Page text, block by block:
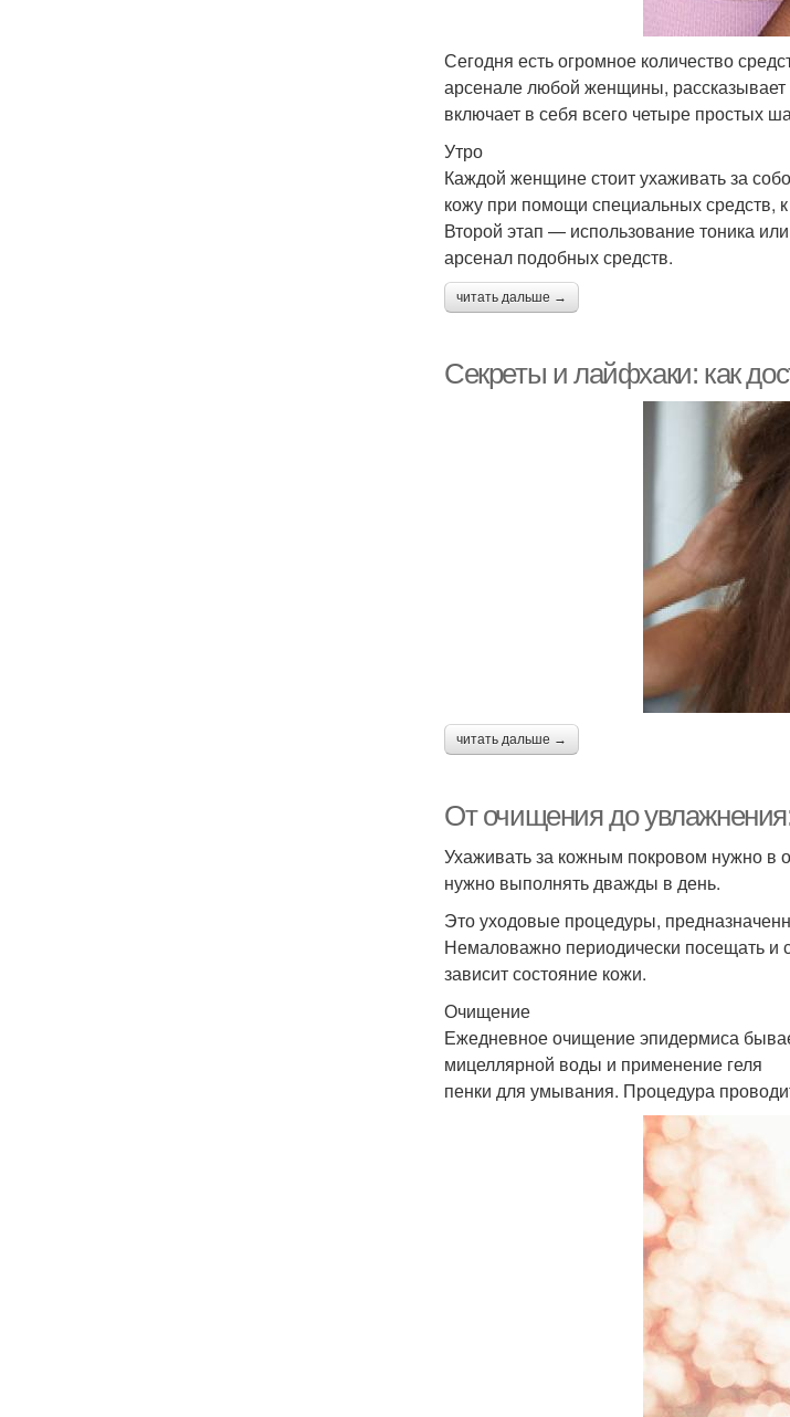
Сегодня есть огромное количество
арсенале любой женщины,
включает в себя всего четыре простых
Утро
Каждой женщине стоит ухаживать за
кожу при помощи специальных средств,
Второй этап — использование тоника
арсенал подобных средств.
читать дальше →
Секреты и лайфхаки: как
читать дальше →
От очищения до
Ухаживать за кожным покровом нужно в
нужно выполнять дважды в день.
Это уходовые процедуры,
Немаловажно периодически посещать и
зависит состояние кожи.
Очищение
Ежедневное очищение эпидермиса
мицеллярной воды и применение геля
пенки для умывания. Процедура